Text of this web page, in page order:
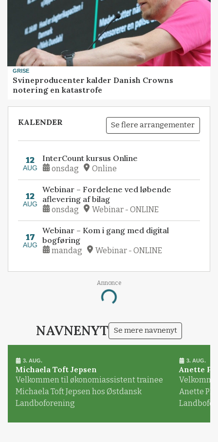
GRISE
Svineproducenter kalder Danish Crowns
notering en katastrofe
KALENDER Se flere arrangementer
12
AUG
InterCount kursus Online
onsdag Online
12
AUG
Webinar – Fordelene ved løbende
aflevering af bilag
onsdag Webinar - ONLINE
17
AUG
Webinar – Kom i gang med digital
bogføring
mandag Webinar - ONLINE
Annonce
Loading...
NAVNENYT Se mere navnenyt
3. AUG.
Michaela Toft Jepsen
Velkommen til økonomiassistent trainee
Michaela Toft Jepsen hos Østdansk
Landboforening
3. AUG.
Anette
Anette